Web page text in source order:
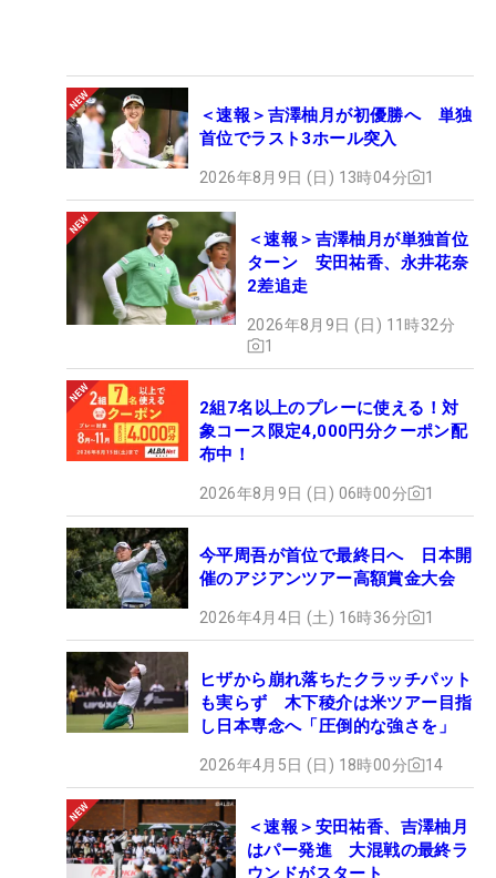
＜速報＞吉澤柚月が初優勝へ 単独
首位でラスト3ホール突入
2026年8月9日 (日) 13時04分 1
＜速報＞吉澤柚月が単独首位
ターン 安田祐香、永井花奈
2差追走
2026年8月9日 (日) 11時32分
1
2組7名以上のプレーに使える！対
象コース限定4,000円分クーポン配
布中！
2026年8月9日 (日) 06時00分 1
今平周吾が首位で最終日へ 日本開
催のアジアンツアー高額賞金大会
2026年4月4日 (土) 16時36分 1
ヒザから崩れ落ちたクラッチパット
も実らず 木下稜介は米ツアー目指
し日本専念へ「圧倒的な強さを」
2026年4月5日 (日) 18時00分 14
＜速報＞安田祐香、吉澤柚月
はパー発進 大混戦の最終ラ
ウンドがスタート